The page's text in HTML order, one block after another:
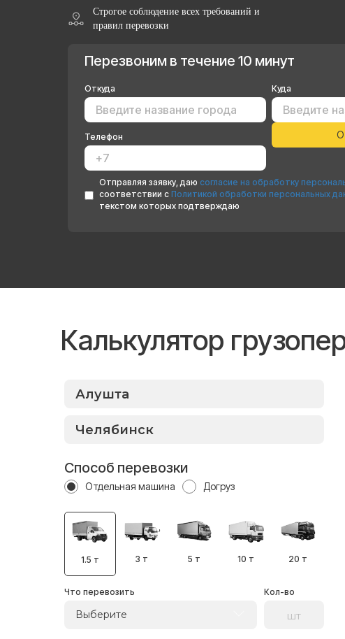
Строгое соблюдение всех требований и
правил перевозки
Перезвоним в течение 10 минут
Откуда Куда
Телефон
Отправляя заявку, даю согласие на обработку
соответствии с Политикой обработки персональных
текстом которых подтверждаю
Калькулятор
Способ перевозки
Отдельная машина Догруз
1.5 т 3 т 5 т 10 т 20 т
Что перевозить
Выберите
Кол-во